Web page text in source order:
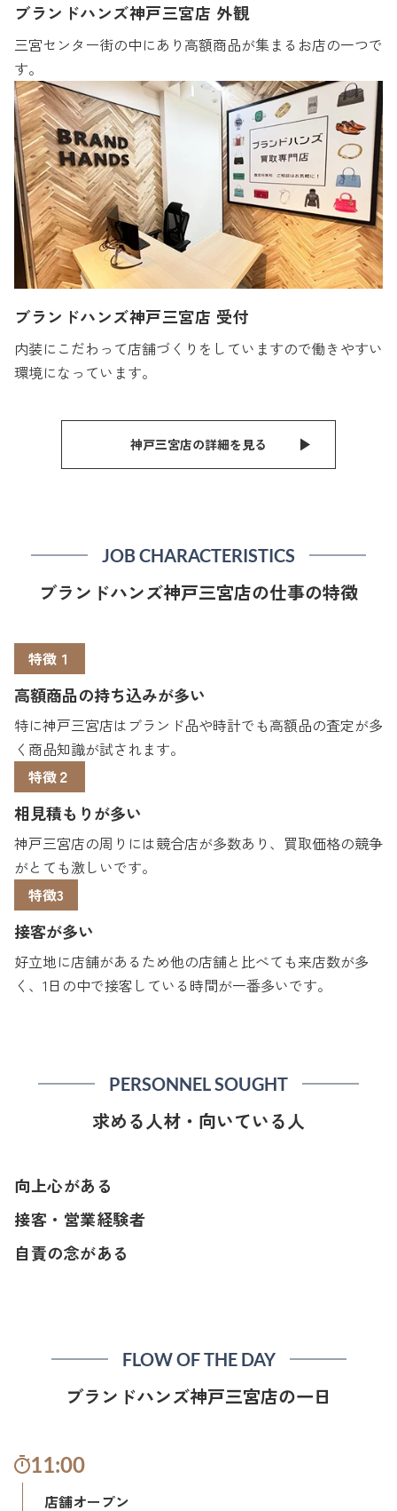
ブランドハンズ神戸三宮店 外観
三宮センター街の中にあり高額商品が集まるお店の一つで
す。
ブランドハンズ神戸三宮店 受付
内装にこだわって店舗づくりをしていますので働きやすい
環境になっています。
神戸三宮店の詳細を見る
JOB CHARACTERISTICS
ブランドハンズ神戸三宮店の仕事の特徴
特徴１
高額商品の持ち込みが多い
特に神戸三宮店はブランド品や時計でも高額品の査定が多
く商品知識が試されます。
特徴２
相見積もりが多い
神戸三宮店の周りには競合店が多数あり、買取価格の競争
がとても激しいです。
特徴3
接客が多い
好立地に店舗があるため他の店舗と比べても来店数が多
く、1日の中で接客している時間が一番多いです。
PERSONNEL SOUGHT
求める人材・向いている人
向上心がある
接客・営業経験者
自責の念がある
FLOW OF THE DAY
ブランドハンズ神戸三宮店の一日
11:00
店舗オープン